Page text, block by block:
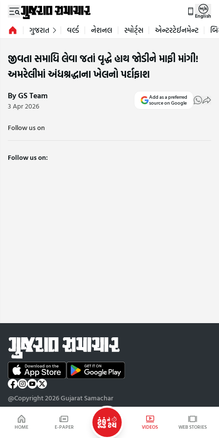
HOME E-PAPER VIDEOS WEB STORIES
English
ગુજરાત વર્લ્ડ નેશનલ સ્પોર્ટ્સ એન્ટરટેઈનમેન્ટ
જીવતા સમાધિ લેવા જતાં વૃદ્ધે હાથ જોડીને માફી માંગી!
અમરેલીમાં અંધશ્રદ્ધાના ખેલનો પર્દાફાશ
By GS Team
3 Apr 2026
Add as a preferred
source on Google
Follow us on
Follow us on:
@Copyright 2026 Gujarat Samachar